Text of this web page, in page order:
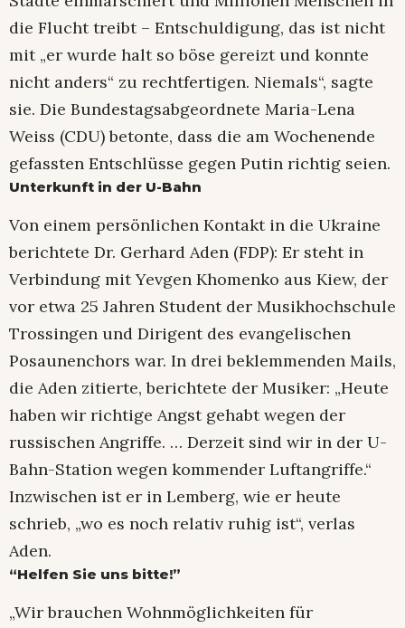
die Flucht treibt – Entschuldigung, das ist nicht
mit „er wurde halt so böse gereizt und konnte
nicht anders“ zu rechtfertigen. Niemals“, sagte
sie. Die Bundestagsabgeordnete Maria-Lena
Weiss (CDU) betonte, dass die am Wochenende
gefassten Entschlüsse gegen Putin richtig seien.
Unterkunft in der U-Bahn
Von einem persönlichen Kontakt in die Ukraine
berichtete Dr. Gerhard Aden (FDP): Er steht in
Verbindung mit Yevgen Khomenko aus Kiew, der
vor etwa 25 Jahren Student der Musikhochschule
Trossingen und Dirigent des evangelischen
Posaunenchors war. In drei beklemmenden Mails,
die Aden zitierte, berichtete der Musiker: „Heute
haben wir richtige Angst gehabt wegen der
russischen Angriffe. … Derzeit sind wir in der U-
Bahn-Station wegen kommender Luftangriffe.“
Inzwischen ist er in Lemberg, wie er heute
schrieb, „wo es noch relativ ruhig ist“, verlas
Aden.
“Helfen Sie uns bitte!”
„Wir brauchen Wohnmöglichkeiten für